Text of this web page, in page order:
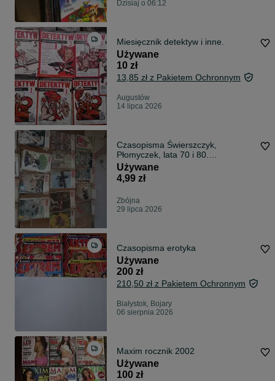
Dzisiaj o 06:12
Miesięcznik detektyw i inne.
Używane
10 zł
13,85 zł z Pakietem Ochronnym
Augustów
14 lipca 2026
Czasopisma Świerszczyk,
Płomyczek, lata 70 i 80.
Wyprzedaż.
Używane
4,99 zł
Zbójna
29 lipca 2026
Czasopisma erotyka
Używane
200 zł
210,50 zł z Pakietem Ochronnym
Białystok, Bojary
06 sierpnia 2026
Maxim rocznik 2002
Używane
100 zł